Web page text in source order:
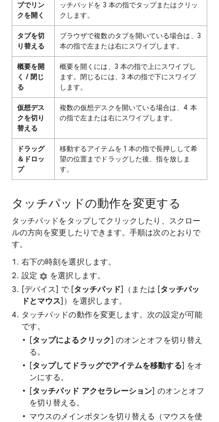
ブでリン
クを開く
ッチパッドを 3 本の指でタップまたはクリッ
クします。
タブを切
り替える
ブラウザで複数のタブを開いている場合は、3
本の指で左または右にスワイプします。
概要を開
く / 閉じ
る
概要を開くには、3 本の指で上にスワイプし
ます。閉じるには、3 本の指で下にスワイプ
します。
仮想デス
クを切り
替える
複数の仮想デスクを開いている場合は、4 本
の指で左または右にスワイプします。
ドラッグ
＆ドロッ
プ
移動するアイテムを 1 本の指で長押しして希
望の位置までドラッグした後、指を放しま
す。
タッチパッドの動作を変更する
タッチパッドをタップしてクリックしたり、スクロー
ルの方向を変更したりできます。手順は次のとおりで
す。
右下の時刻を選択します。
設定
を選択します。
[デバイス] で [タッチパッド]（または [タッチパッ
ドとマウス]）を選択します。
タッチパッドの動作を変更します。次の設定が可能
です。
[タップによるクリック] のオンとオフを切り替え
る。
[タップしてドラッグでアイテムを移動する] をオ
ンにする。
[タッチパッド アクセラレーション] のオンとオフ
を切り替える。
マウスのメインボタンを切り替える（マウスを使